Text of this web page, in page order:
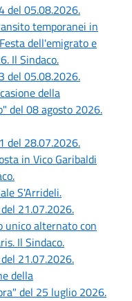
del 05.08.2026.
temporanei in
dell'emigrato e
Il Sindaco.
del 05.08.2026.
della
del 08 agosto 2026.
del 28.07.2026.
in Vico Garibaldi
S'Arrideli.
21.07.2026.
unico alternato con
Il Sindaco.
21.07.2026.
della
del 25 luglio 2026.